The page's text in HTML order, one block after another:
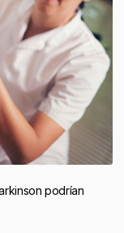
podrían